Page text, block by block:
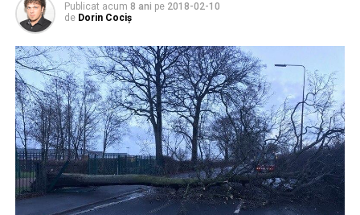
Publicat acum 8 ani pe 2018-02-10
de Dorin Cociș